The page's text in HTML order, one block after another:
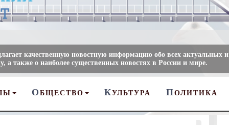
качественную новостную информацию обо всех актуальных
а также о наиболее существенных новостях в России и мире.
О БЩЕСТВО КУЛЬТУРА ПОЛИТИКА